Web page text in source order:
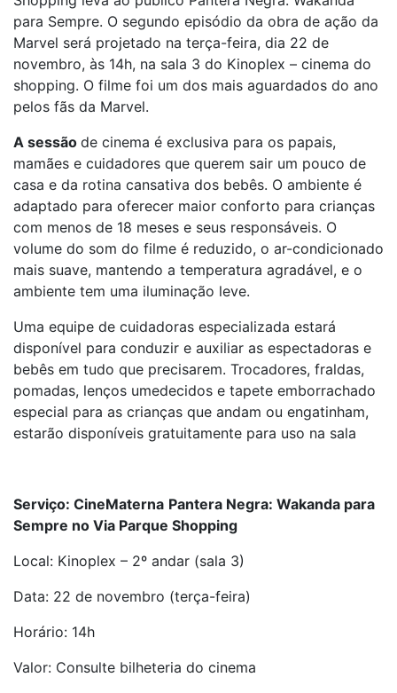
para Sempre. O segundo episódio da obra de ação da
Marvel será projetado na terça-feira, dia 22 de
novembro, às 14h, na sala 3 do Kinoplex – cinema do
shopping. O filme foi um dos mais aguardados do ano
pelos fãs da Marvel.
A sessão de cinema é exclusiva para os papais,
mamães e cuidadores que querem sair um pouco de
casa e da rotina cansativa dos bebês. O ambiente é
adaptado para oferecer maior conforto para crianças
com menos de 18 meses e seus responsáveis. O
volume do som do filme é reduzido, o ar-condicionado
mais suave, mantendo a temperatura agradável, e o
ambiente tem uma iluminação leve.
Uma equipe de cuidadoras especializada estará
disponível para conduzir e auxiliar as espectadoras e
bebês em tudo que precisarem. Trocadores, fraldas,
pomadas, lenços umedecidos e tapete emborrachado
especial para as crianças que andam ou engatinham,
estarão disponíveis gratuitamente para uso na sala
Serviço: CineMaterna Pantera Negra: Wakanda para
Sempre no Via Parque Shopping
Local: Kinoplex – 2º andar (sala 3)
Data: 22 de novembro (terça-feira)
Horário: 14h
Valor: Consulte bilheteria do cinema